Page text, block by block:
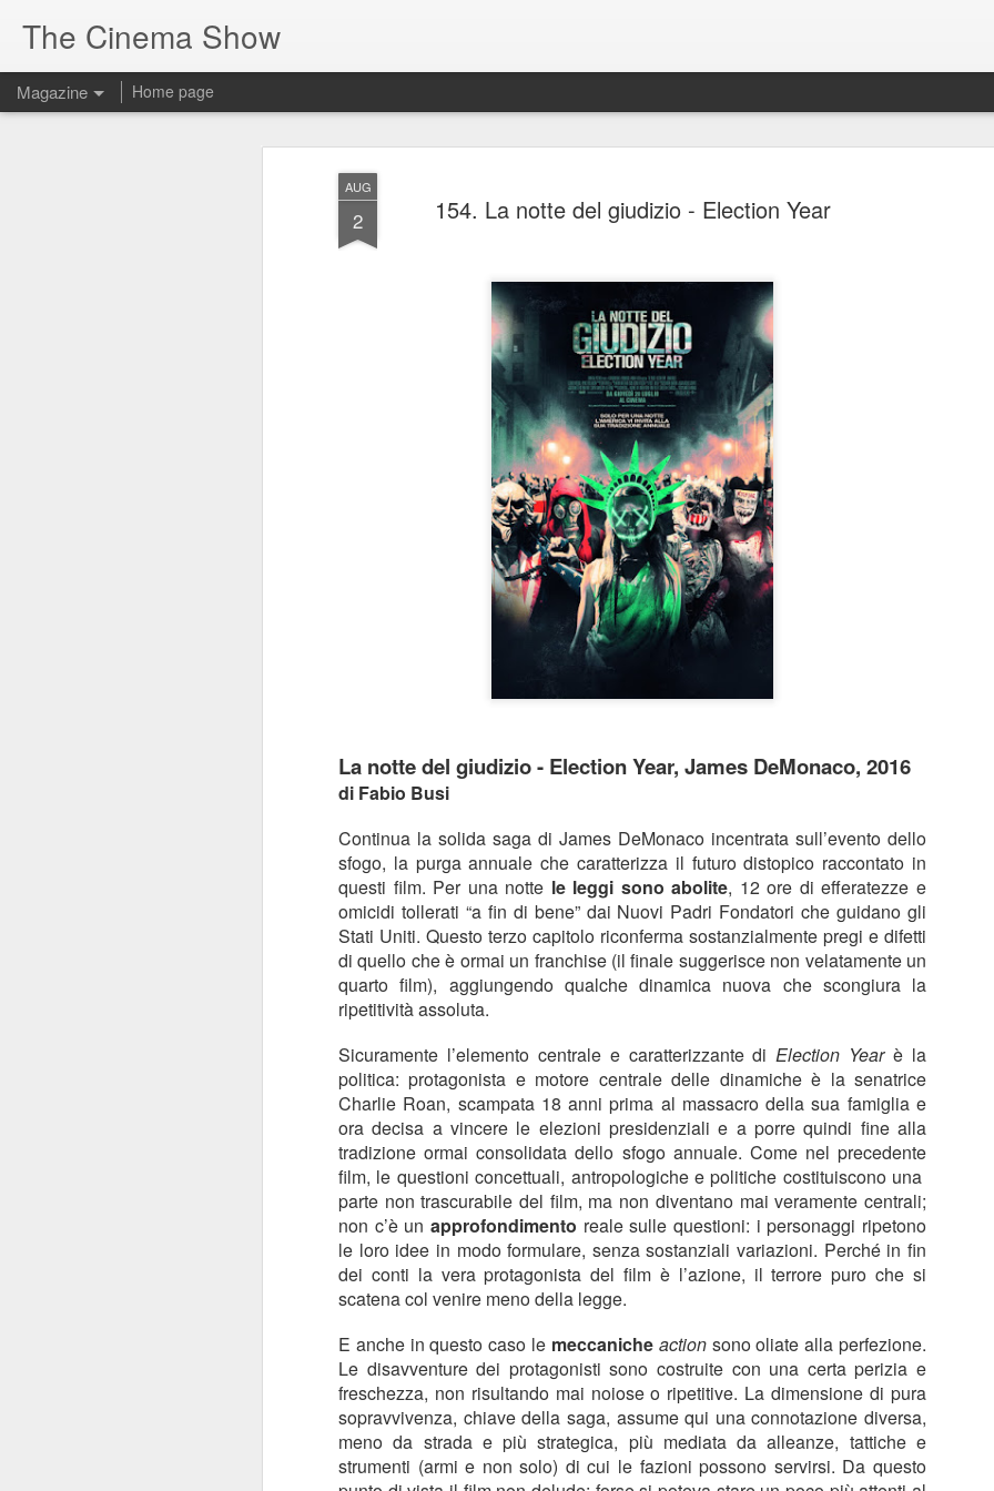
AUG
2 154. La notte del giudizio - Election Year
La notte del giudizio - Election Year, James DeMonaco, 2016
di Fabio Busi
Continua la solida saga di James DeMonaco incentrata sull’evento dello
sfogo, la purga annuale che caratterizza il futuro distopico raccontato in
questi film. Per una notte le leggi sono abolite, 12 ore di efferatezze e
omicidi tollerati “a fin di bene” dai Nuovi Padri Fondatori che guidano gli
Stati Uniti. Questo terzo capitolo riconferma sostanzialmente pregi e difetti
di quello che è ormai un franchise (il finale suggerisce non velatamente un
quarto film), aggiungendo qualche dinamica nuova che scongiura la
ripetitività assoluta.
Sicuramente l’elemento centrale e caratterizzante diElection Yearè la
politica: protagonista e motore centrale delle dinamiche è la senatrice
Charlie Roan, scampata 18 anni prima al massacro della sua famiglia e
ora decisa a vincere le elezioni presidenziali e a porre quindi fine alla
tradizione ormai consolidata dello sfogo annuale. Come nel precedente
film, le questioni concettuali, antropologiche e politiche costituiscono una
parte non trascurabile del film, ma non diventano mai veramente centrali;
non c’è un approfondimento reale sulle questioni: i personaggi ripetono
le loro idee in modo formulare, senza sostanziali variazioni. Perché in fin
dei conti la vera protagonista del film è l’azione, il terrore puro che si
scatena col venire meno della legge.
E anche in questo caso le meccaniche actionsono oliate alla perfezione.
Le disavventure dei protagonisti sono costruite con una certa perizia e
freschezza, non risultando mai noiose o ripetitive. La dimensione di pura
sopravvivenza, chiave della saga, assume qui una connotazione diversa,
meno da strada e più strategica, più mediata da alleanze, tattiche e
strumenti (armi e non solo) di cui le fazioni possono servirsi. Da questo
The Cinema Show
Magazine Home page
AUG
4
Spider-Man: Brand New
Spider-Man: Brand New Day, Destin Daniel
Recensione di Fabio Busi
Alla fine anche loro si sono arresi. Il modello cinecomic,
dominato l’ultimo decennio, mostra ormai evidenti segni
stanchezza e anche gli alfieri di questa ondata
culpa, o qualcosa di simile. Sì, perché il nuovo film di
un lavoro che per certi versi non avrebbe stonato nella
Sam Raimi. Dopo infinite, rocambolesche avventure,
genere, armature futuristiche, viaggi nello spazio e nel
più ne ha più ne metta, i Marvel Studios aprono forse un
capitolo… tornando all’umano.
Sono i sentimenti difficili la grande, roboante novità di
I baffi, Emmanuel Carrère,
Recensione di Fabio Busi
Non leggete “I baffi” cercando una
spiegazione. Ne sareste
tremendamente frustrati. Cercate
invece le incongruenze, la
doppiezza, la perdita di senso.
Carrère costruisce gran parte del
romanzo intorno alle sghembe
indagini e l’arrovellarsi ossessivo
del protagonista, e noi siamo con
lui a cercare di capire.
JUL
25
I convitati di pietra
I convitati di pietra, Michele
Mari, 2025
Recensione di Fabio Busi
Si capisce dopo poche pagine
perché “I convitati di pietra” possa
piacere così tanto. Non è soltanto
la riffa tra trenta ex compagni di
liceo, non è soltanto il pungolo
della morte, né la sfida a
sopravvivere più a lungo degli
altri. Nel raccontare circa
ottant’anni di vita in meno di 160
pagine, lo scrittore milanese
dispone i suoi personaggi come
JUL
22
L'amica geniale
L'amica geniale, Elena
Ferrante, 2011-14
Recensione di Fabio Busi
Ho letto l'ultimo rigo del quarto
volume, l’ultima pagina di
voltato il foglio e ho visto la carta
bianco sporco, senza più parole,
mi ha preso una malinconia
tremenda. Quello stesso senso di
vuoto che ti attanaglia quando una
persona se ne va, esce per
sempre dal tuo orizzonte, e non
potrai più sapere nulla di lei.
15
Le città di pianura, Francesco Sossai, 2025
Recensione di Fabio Busi
Il giorno dopo, ripenso a Carlobianchi e a Doriano. Mi mancano davvero,
come degli amici veri, forse anche di più. Non sono sicuramente
perfetti, tutt’altro, ma sono sinceri. Il discusso road movie “Le città di